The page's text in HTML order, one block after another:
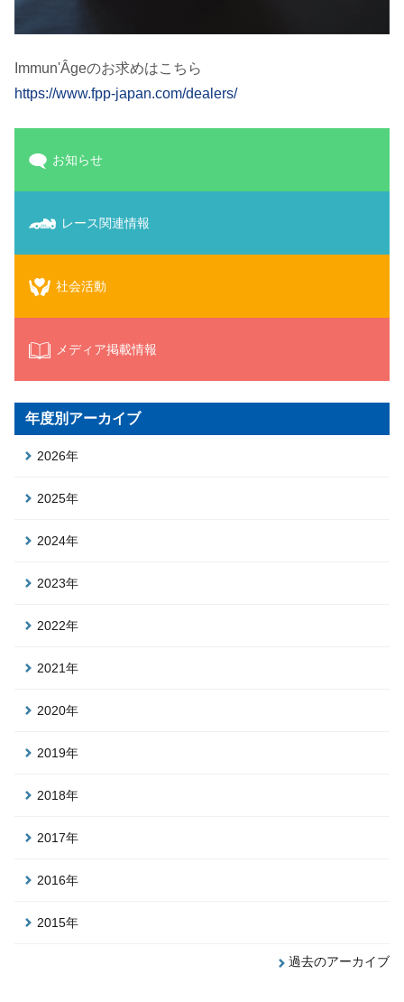
Immun'Âgeのお求めはこちら
https://www.fpp-japan.com/dealers/
お知らせ
レース関連情報
社会活動
メディア掲載情報
年度別アーカイブ
2026年
2025年
2024年
2023年
2022年
2021年
2020年
2019年
2018年
2017年
2016年
2015年
過去のアーカイブ